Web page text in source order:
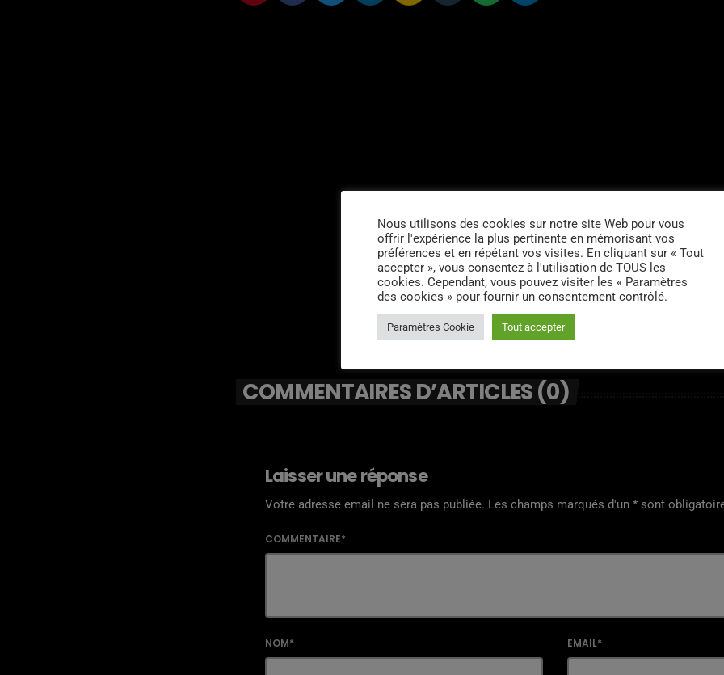
COMMENTAIRES D’ARTICLES (0)
Laisser une réponse
Votre adresse email ne sera pas publiée. Les champs marqués d'un * sont
COMMENTAIRE*
NOM* EMAIL*
Nous utilisons des cookies sur notre site Web pour vous
offrir l'expérience la plus pertinente en mémorisant vos
préférences et en répétant vos visites. En cliquant sur « Tout
accepter », vous consentez à l'utilisation de TOUS les
cookies. Cependant, vous pouvez visiter les « Paramètres
des cookies » pour fournir un consentement contrôlé.
Paramètres Cookie Tout accepter